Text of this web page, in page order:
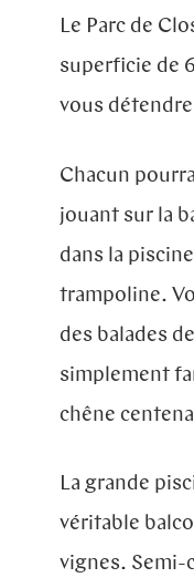
Le Parc de
superficie de
vous
Chacun
jouant sur la
dans la
trampoline.
des balades
simplement
chêne
La grande
véritable
vignes. Semi-